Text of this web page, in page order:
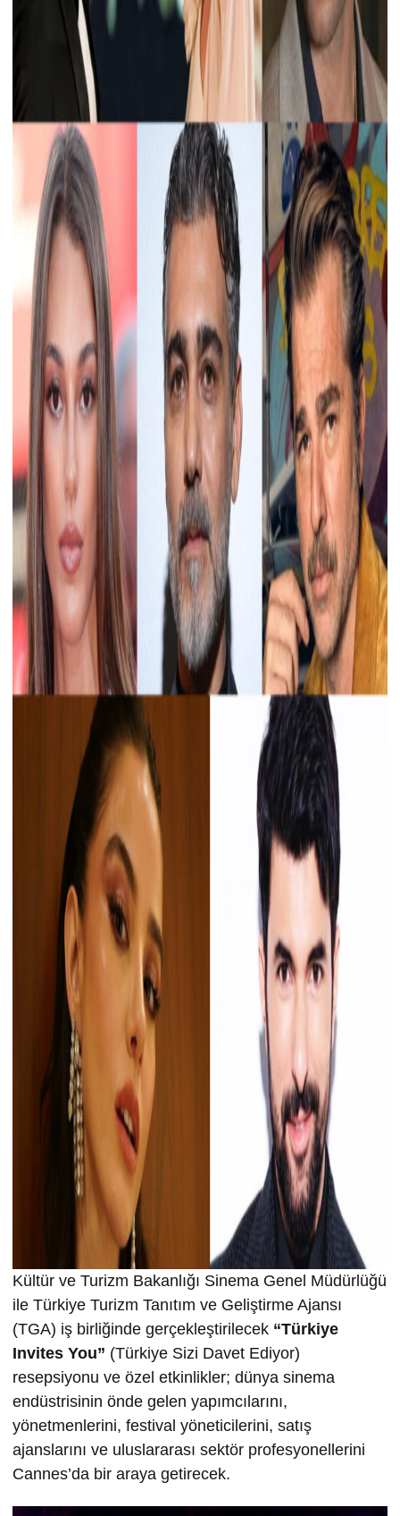
Kültür ve Turizm Bakanlığı Sinema Genel Müdürlüğü
ile Türkiye Turizm Tanıtım ve Geliştirme Ajansı
(TGA) iş birliğinde gerçekleştirilecek “Türkiye
Invites You” (Türkiye Sizi Davet Ediyor)
resepsiyonu ve özel etkinlikler; dünya sinema
endüstrisinin önde gelen yapımcılarını,
yönetmenlerini, festival yöneticilerini, satış
ajanslarını ve uluslararası sektör profesyonellerini
Cannes’da bir araya getirecek.